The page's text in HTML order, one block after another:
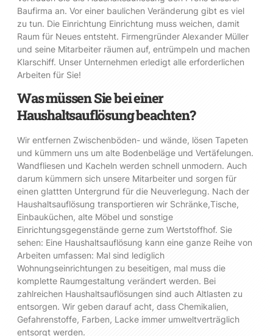
Baufirma an. Vor einer baulichen Veränderung gibt es viel
zu tun. Die Einrichtung Einrichtung muss weichen, damit
Raum für Neues entsteht. Firmengründer Alexander Müller
und seine Mitarbeiter räumen auf, entrümpeln und machen
Klarschiff. Unser Unternehmen erledigt alle erforderlichen
Arbeiten für Sie!
Was müssen Sie bei einer
Haushaltsauflösung beachten?
Wir entfernen Zwischenböden- und wände, lösen Tapeten
und kümmern uns um alte Bodenbeläge und Vertäfelungen.
Wandfliesen und Kacheln werden schnell unmodern. Auch
darum kümmern sich unsere Mitarbeiter und sorgen für
einen glattten Untergrund für die Neuverlegung. Nach der
Haushaltsauflösung transportieren wir Schränke,Tische,
Einbauküchen, alte Möbel und sonstige
Einrichtungsgegenstände gerne zum Wertstoffhof. Sie
sehen: Eine Haushaltsauflösung kann eine ganze Reihe von
Arbeiten umfassen: Mal sind lediglich
Wohnungseinrichtungen zu beseitigen, mal muss die
komplette Raumgestaltung verändert werden. Bei
zahlreichen Haushaltsauflösungen sind auch Altlasten zu
entsorgen. Wir geben darauf acht, dass Chemikalien,
Gefahrenstoffe, Farben, Lacke immer umweltverträglich
entsorgt werden.